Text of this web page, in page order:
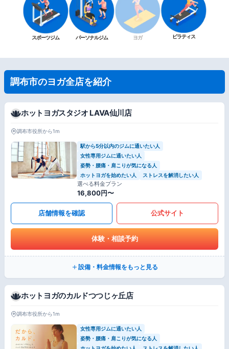
スポーツジム パーソナルジム ヨガ ピラティス
調布市のヨガ全店を紹介
ホットヨガスタジオ LAVA仙川店
調布市役所から1m
駅から5分以内のジムに通いたい人
女性専用ジムに通いたい人
姿勢・腰痛・肩こりが気になる人
ホットヨガを始めたい人
ストレスを解消したい人
選べる料金プラン
16,800円〜
店舗情報を確認 公式サイト
体験・相談予約
設備・料金情報をもっと見る
ホットヨガのカルドつつじヶ丘店
調布市役所から1m
女性専用ジムに通いたい人
姿勢・腰痛・肩こりが気になる人